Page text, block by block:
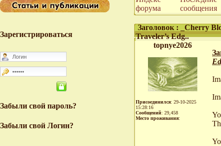
Зарегистрироваться
Забыли свой пароль?
Забыли свой Логин?
форума
сообщения
Заголовок : _Cherry
Traveler’s Edg..
topnye2026
Присоединился: 29-10-2025
15:28:16
Сообщений: 29,458
Место проживания: